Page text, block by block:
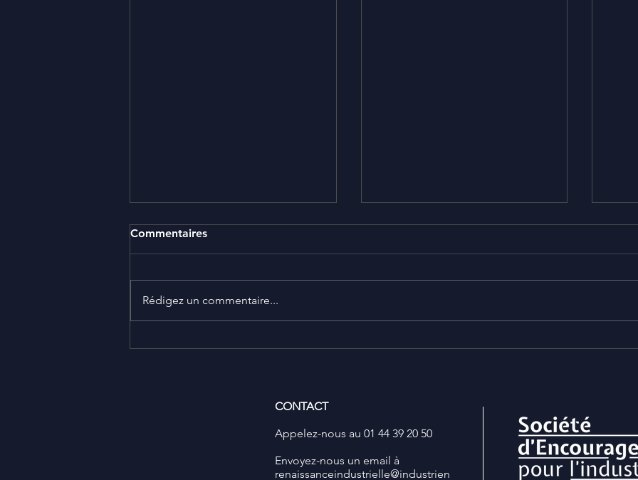
Commentaires
Rédigez un commentaire...
CONTACT
Appelez-nous au 01 44 39 20 50
​Envoyez-nous un email à
renaissanceindustrielle@industrien